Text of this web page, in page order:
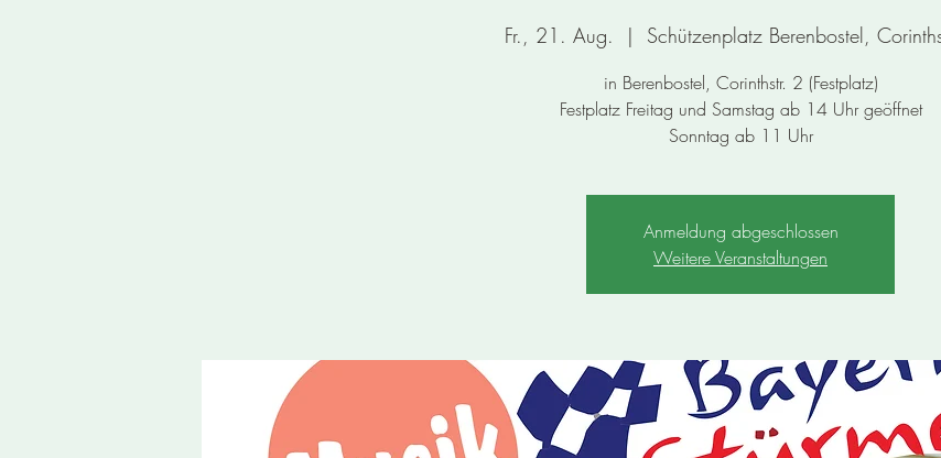
Fr., 21. Aug.
  |
Schützenplatz Berenbostel,
in Berenbostel, Corinthstr. 2 (Festplatz)
Festplatz Freitag und Samstag ab 14 Uhr geöffnet
Sonntag ab 11 Uhr
Anmeldung abgeschlossen
Weitere Veranstaltungen